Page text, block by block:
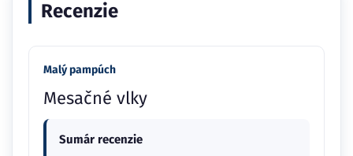
Recenzie
Malý pampúch
Mesačné vlky
Sumár recenzie